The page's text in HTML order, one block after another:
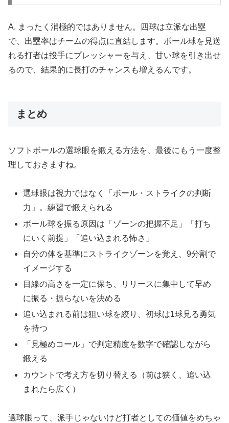
A. まったく消極的ではありません。四球は立派な出塁
で、出塁率はチームの得点に直結します。ボール球を見送
れる打者は投手にプレッシャーを与え、甘い球を引き出せ
るので、結果的に長打のチャンスも増えるんです。
まとめ
ソフトボールの選球眼を鍛える方法を、最後にもう一度整
理しておきますね。
選球眼は視力ではなく「ボール・ストライクの判断
力」。練習で鍛えられる
ボール球を振る原因は「ゾーンの把握不足」「打ち
にいく前提」「追い込まれる怖さ」
自分の体を基準にストライクゾーンを覚え、9分割で
イメージする
目線の高さを一定に保ち、リリースに集中して早め
に振る・振らないを決める
追い込まれる前は狙い球を絞り、初球は1球見る勇気
を持つ
「見極めコール」で判定精度を数字で確認しながら
鍛える
カウントで考え方を切り替える（前は狭く、追い込
まれたら広く）
選球眼って、派手じゃないけど打者としての価値をめちゃ